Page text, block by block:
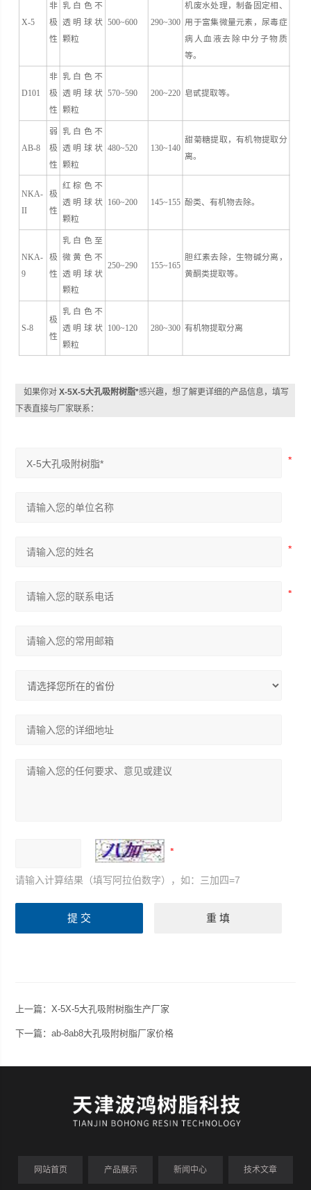
X-5
非
极
性
乳白色不
透明球状
颗粒
500~600 290~300
机废水处理，制备固定相、
用于富集微量元素，尿毒症
病人血液去除中分子物质
等。
D101
非
极
性
乳白色不
透明球状
颗粒
570~590 200~220 皂甙提取等。
AB-8
弱
极
性
乳白色不
透明球状
颗粒
480~520 130~140
甜菊糖提取，有机物提取分
离。
NKA-
II
极
性
红棕色不
透明球状
颗粒
160~200 145~155 酚类、有机物去除。
NKA-
9
极
性
乳白色至
微黄色不
透明球状
颗粒
250~290 155~165
胆红素去除，生物碱分离，
黄酮类提取等。
S-8
极
性
乳白色不
透明球状
颗粒
100~120 280~300 有机物提取分离
如果你对X-5X-5大孔吸附树脂*感兴趣，想了解更详细的产品信息，填写
下表直接与厂家联系：
请输入计算结果（填写阿拉伯数字），如：三加四=7
上一篇：X-5X-5大孔吸附树脂生产厂家
下一篇：ab-8ab8大孔吸附树脂厂家价格
网站首页 产品展示 新闻中心 技术文章